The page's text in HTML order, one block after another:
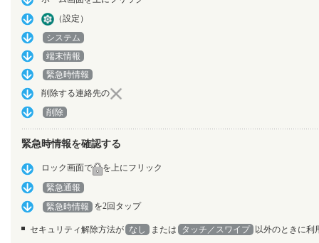
（設定）
システム
端末情報
緊急時情報
削除する連絡先の
削除
緊急時情報を確認する
ロック画面で
を上にフリック
緊急通報
緊急時情報
を2回タップ
セキュリティ解除方法が なし または タッチ／スワイプ 以外のときに利